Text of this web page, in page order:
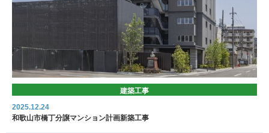
建築工事
2025.12.24
和歌山市橋丁分譲マンション計画新築工事